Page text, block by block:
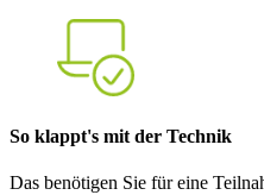
So klappt's mit der Technik
Das benötigen Sie für eine